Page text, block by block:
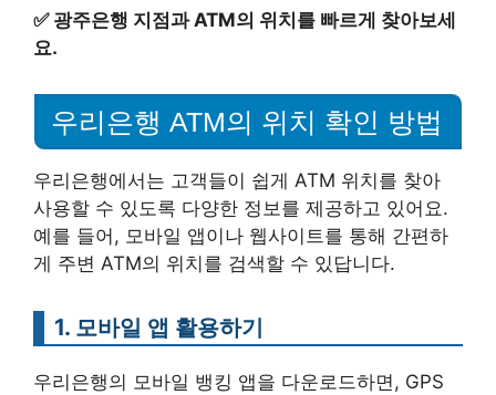
✅ 광주은행 지점과 ATM의 위치를 빠르게 찾아보세
요.
우리은행 ATM의 위치 확인 방법
우리은행에서는 고객들이 쉽게 ATM 위치를 찾아
사용할 수 있도록 다양한 정보를 제공하고 있어요.
예를 들어, 모바일 앱이나 웹사이트를 통해 간편하
게 주변 ATM의 위치를 검색할 수 있답니다.
1. 모바일 앱 활용하기
우리은행의 모바일 뱅킹 앱을 다운로드하면, GPS